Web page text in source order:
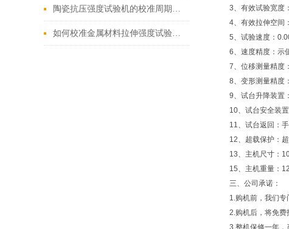
陶瓷抗压强度试验机的校准周期是多久？
如何校准金属材料拉伸强度试验机的位移传感器？
3、有效试验宽度
4、有效拉伸空间
5、试验速度：
6、速度精度：示
7、位移测量精度
8、变形测量精度
9、试台升降装置
10、试台安全装
11、试台返回：
12、超载保护：
13、主机尺寸：
15、主机重量：
三、公司承诺：
1.购机前，我们
2.购机后，将免费
3.整机保修一年，